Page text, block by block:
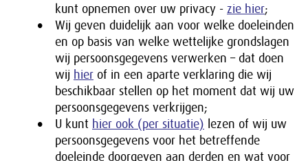
kunt opnemen over uw privacy - zie hier;
Wij geven duidelijk aan voor welke doeleinden
en op basis van welke wettelijke grondslagen
wij persoonsgegevens verwerken – dat doen
wij hier of in een aparte verklaring die wij
beschikbaar stellen op het moment dat wij uw
persoonsgegevens verkrijgen;
U kunt hier ook (per situatie) lezen of wij uw
persoonsgegevens voor het betreffende
doeleinde doorgeven aan derden en wat voor